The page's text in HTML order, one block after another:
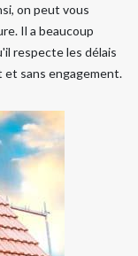
on peut vous
Il a beaucoup
respecte les délais
et sans engagement.